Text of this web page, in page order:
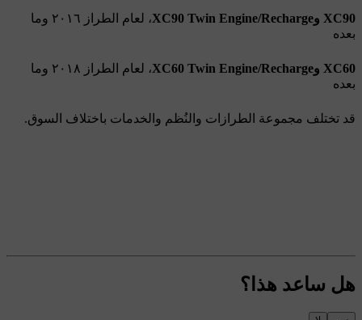
XC90 وXC90 Twin Engine/Recharge
، لعام الطراز ٢٠١٦ وما
بعده
XC60 وXC60 Twin Engine/Recharge
، لعام الطراز ٢٠١٨ وما
بعده
قد تختلف مجموعة الطرازات والنُظم والخدمات باختلاف السوق.
هل ساعد هذا؟